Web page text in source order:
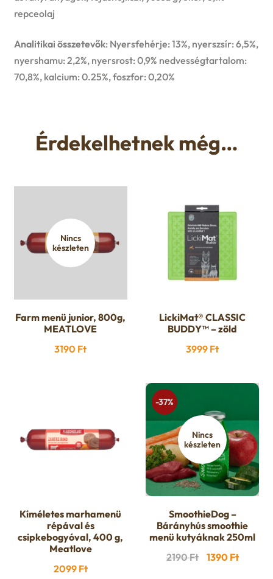
repceolaj
Analitikai összetevők: Nyersfehérje: 13%, nyerszsír: 6,5%,
nyershamu: 2,2%, nyersrost: 0,9% nedvességtartalom:
70,8%, kalcium: 0.25%, foszfor: 0,20%
Érdekelhetnek még…
Nincs
készleten
Farm menü junior, 800g,
MEATLOVE
3190 Ft
LickiMat® CLASSIC
BUDDY™ – zöld
3999 Ft
Kíméletes marhamenü
répával és
csipkebogyóval, 400 g,
Meatlove
2099 Ft
Nincs
készleten
-37%
SmoothieDog –
Bárányhús smoothie
menü kutyáknak 250ml
2190Ft Original
1390 FtCurrent